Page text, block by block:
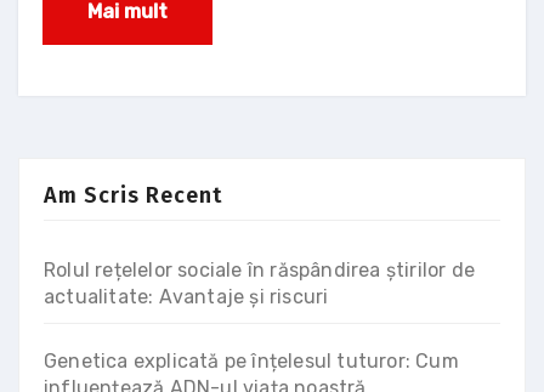
Mai mult
Am Scris Recent
Rolul rețelelor sociale în răspândirea știrilor de
actualitate: Avantaje și riscuri
Genetica explicată pe înțelesul tuturor: Cum